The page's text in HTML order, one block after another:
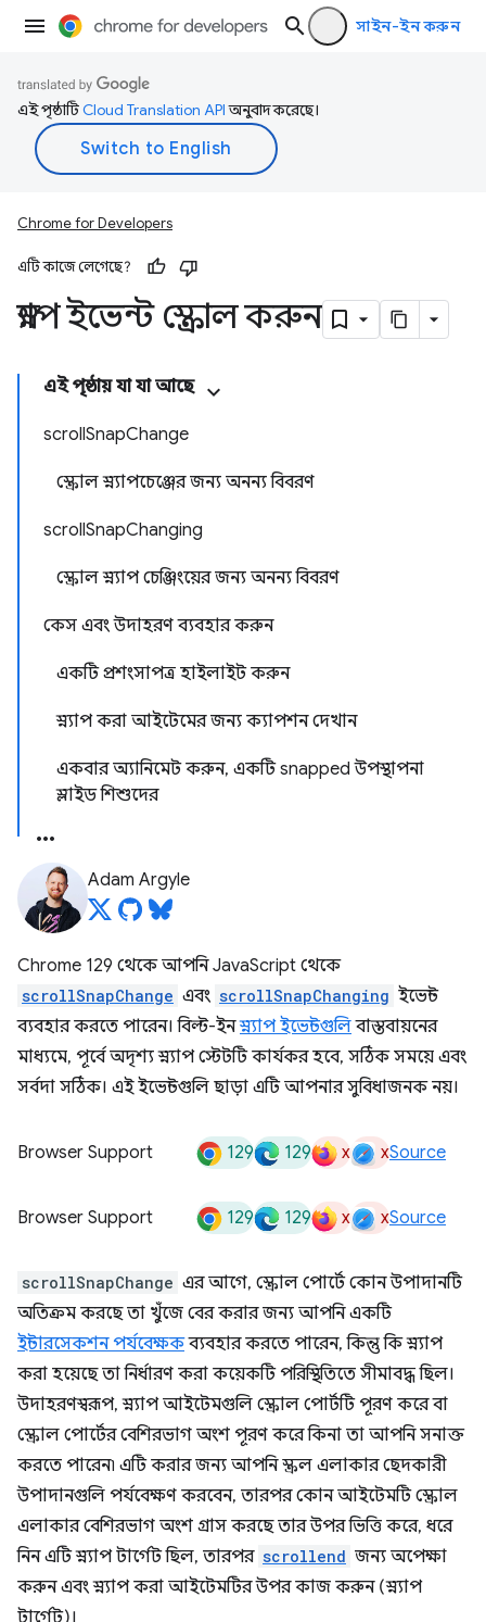
সাইন-ইন করুন
এই পৃষ্ঠাটিCloud Translation APIঅনুবাদ করেছে।
Chrome for Developers
এটি কাজে লেগেছে?
স্ন্যাপ ইভেন্ট স্ক্রোল করুন
এই পৃষ্ঠায় যা যা আছে
scrollSnapChange
স্ক্রোল স্ন্যাপচেঞ্জের জন্য অনন্য বিবরণ
scrollSnapChanging
স্ক্রোল স্ন্যাপ চেঞ্জিংয়ের জন্য অনন্য বিবরণ
কেস এবং উদাহরণ ব্যবহার করুন
একটি প্রশংসাপত্র হাইলাইট করুন
স্ন্যাপ করা আইটেমের জন্য ক্যাপশন দেখান
একবার অ্যানিমেট করুন, একটি snapped উপস্থাপনা
স্লাইড শিশুদের
Adam Argyle
Chrome 129 থেকে আপনি JavaScript থেকে
scrollSnapChange এবং scrollSnapChanging ইভেন্ট
ব্যবহার করতে পারেন। বিল্ট-ইনস্ন্যাপ ইভেন্টগুলিবাস্তবায়নের
মাধ্যমে, পূর্বে অদৃশ্য স্ন্যাপ স্টেটটি কার্যকর হবে, সঠিক সময়ে এবং
সর্বদা সঠিক। এই ইভেন্টগুলি ছাড়া এটি আপনার সুবিধাজনক নয়।
Browser Support 129 129 x xSource
Browser Support 129 129 x xSource
scrollSnapChange এর আগে, স্ক্রোল পোর্টে কোন উপাদানটি
অতিক্রম করছে তা খুঁজে বের করার জন্য আপনি একটি
ইন্টারসেকশন পর্যবেক্ষকব্যবহার করতে পারেন, কিন্তু কি স্ন্যাপ
করা হয়েছে তা নির্ধারণ করা কয়েকটি পরিস্থিতিতে সীমাবদ্ধ ছিল।
উদাহরণস্বরূপ, স্ন্যাপ আইটেমগুলি স্ক্রোল পোর্টটি পূরণ করে বা
স্ক্রোল পোর্টের বেশিরভাগ অংশ পূরণ করে কিনা তা আপনি সনাক্ত
করতে পারেন৷ এটি করার জন্য আপনি স্ক্রল এলাকার ছেদকারী
উপাদানগুলি পর্যবেক্ষণ করবেন, তারপর কোন আইটেমটি স্ক্রোল
এলাকার বেশিরভাগ অংশ গ্রাস করছে তার উপর ভিত্তি করে, ধরে
নিন এটি স্ন্যাপ টার্গেট ছিল, তারপর scrollend জন্য অপেক্ষা
করুন এবং স্ন্যাপ করা আইটেমটির উপর কাজ করুন (স্ন্যাপ
টার্গেট)।